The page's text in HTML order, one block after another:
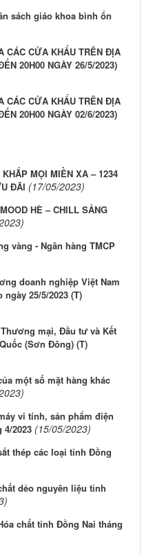
sách giáo khoa bình ổn
CÁC CỬA KHẨU TRÊN ĐỊA
20H00 NGÀY 26/5/2023)
CÁC CỬA KHẨU TRÊN ĐỊA
20H00 NGÀY 02/6/2023)
MỌI MIỀN XA – 1234
ĐÃI (17/05/2023)
HÈ – CHILL SẢNG
vàng - Ngân hàng TMCP
doanh nghiệp Việt Nam
25/5/2023 (T)
mại, Đầu tư và Kết
(Sơn Đông) (T)
một số mặt hàng khác
vi tính, sản phẩm điện
2023 (15/05/2023)
thép các loại tỉnh Đồng
dẻo nguyên liệu tỉnh
chất tỉnh Đồng Nai tháng